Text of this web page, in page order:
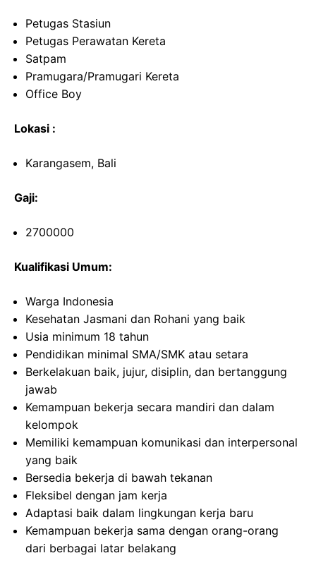
Petugas Stasiun
Petugas Perawatan Kereta
Satpam
Pramugara/Pramugari Kereta
Office Boy
Lokasi :
Karangasem, Bali
Gaji:
2700000
Kualifikasi Umum:
Warga Indonesia
Kesehatan Jasmani dan Rohani yang baik
Usia minimum 18 tahun
Pendidikan minimal SMA/SMK atau setara
Berkelakuan baik, jujur, disiplin, dan bertanggung
jawab
Kemampuan bekerja secara mandiri dan dalam
kelompok
Memiliki kemampuan komunikasi dan interpersonal
yang baik
Bersedia bekerja di bawah tekanan
Fleksibel dengan jam kerja
Adaptasi baik dalam lingkungan kerja baru
Kemampuan bekerja sama dengan orang-orang
dari berbagai latar belakang